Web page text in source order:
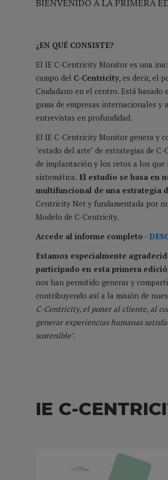
BIENVENIDO A LA PRIMERA
¿EN QUÉ CONSISTE?
El IE C-Centricity Monitor es una
campo del C-Centricity, es decir, el
Ciudadano en el centro. Está
gama de empresas internacionales
entrevistas en profundidad.
El IE C-Centricity Monitor genera y
"estado del arte" de estrategias de
de implantación y los retos a los
sistemática. El estudio se basa en
multifuncional de una estrategia
Centricity Net y fundamentada por
Modelo de C-Centricity.
Accede al informe completo -
Estamos especialmente
participado en esta primera
nos han permitido generar y
contribuyendo así a la misión de
C-Centricity, el poner al cliente, al
generar experiencias humanas
sostenible".
IE C-